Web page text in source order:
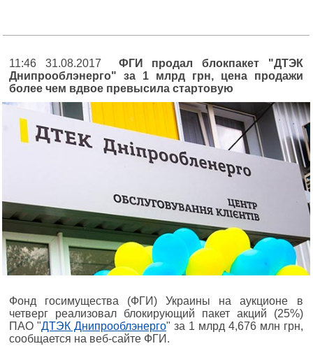
11:46 31.08.2017 ФГИ продал блокпакет "ДТЭК
Днипрооблэнерго" за 1 млрд грн, цена продажи
более чем вдвое превысила стартовую
Фонд госимущества (ФГИ) Украины на аукционе в
четверг реализовал блокирующий пакет акций (25%)
ПАО "ДТЭК Днипрооблэнерго" за 1 млрд 4,676 млн грн,
сообщается на веб-сайте ФГИ.